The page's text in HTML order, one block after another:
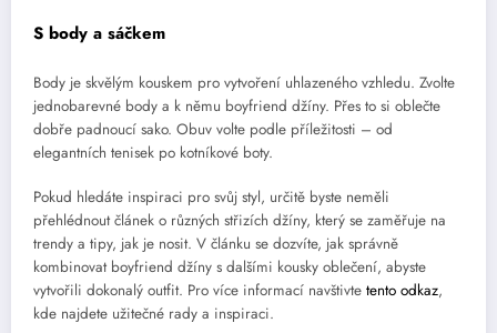
S body a sáčkem
Body je skvělým kouskem pro vytvoření uhlazeného vzhledu. Zvolte
jednobarevné body a k němu boyfriend džíny. Přes to si oblečte
dobře padnoucí sako. Obuv volte podle příležitosti – od
elegantních tenisek po kotníkové boty.
Pokud hledáte inspiraci pro svůj styl, určitě byste neměli
přehlédnout článek o různých střizích džíny, který se zaměřuje na
trendy a tipy, jak je nosit. V článku se dozvíte, jak správně
kombinovat boyfriend džíny s dalšími kousky oblečení, abyste
vytvořili dokonalý outfit. Pro více informací navštivte tento odkaz,
kde najdete užitečné rady a inspiraci.